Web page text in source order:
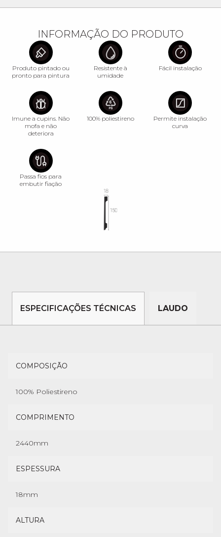
INFORMAÇÃO DO PRODUTO
Produto pintado ou
pronto para pintura
Resistente à
umidade
Fácil instalação
Imune a cupins. Não
mofa e não
deteriora
100% poliestireno
Permite instalação
curva
Passa fios para
embutir fiação
ESPECIFICAÇÕES TÉCNICAS LAUDO
COMPOSIÇÃO
100% Poliestireno
COMPRIMENTO
2440mm
ESPESSURA
18mm
ALTURA